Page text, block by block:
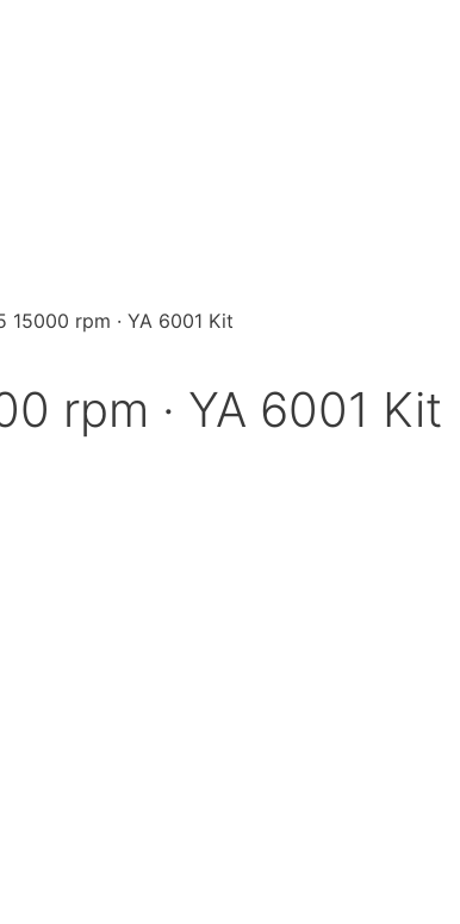
15000 rpm · YA 6001 Kit
rpm · YA 6001 Kit